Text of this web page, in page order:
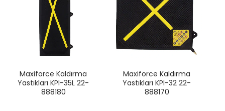
Maxiforce Kaldırma
Yastıkları KPI-35L 22-
888180
Maxiforce Kaldırma
Yastıkları KPI-32 22-
888170